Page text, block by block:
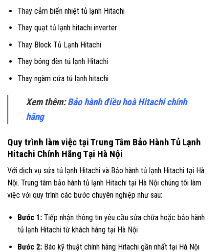
Thay cảm biến nhiệt tủ lạnh Hitachi
Thay quạt tủ lạnh hitachi inverter
Thay Block Tủ Lạnh Hitachi
Thay bóng đèn tủ lạnh Hitachi
Thay ngàm cửa tủ lạnh hitachi
Xem thêm:Bảo hành điều hoà Hitachi chính
hãng
Quy trình làm việc tại Trung Tâm Bảo Hành Tủ Lạnh
Hitachi Chính Hãng Tại Hà Nội
Với dịch vụ sửa tủ lạnh Hitachi và Bảo hành tủ lạnh Hitachi tại Hà
Nội. Trung tâm bảo hành tủ lạnh Hitachi tại Hà Nội chúng tôi làm
việc với quy trình các bước chuyên nghiệp như sau:
Bước 1:Tiếp nhận thông tin yêu cầu sửa chữa hoặc bảo hành
tủ lạnh Hitachi từ khách hàng tại Hà Nội
Bước 2:Báo kỹ thuật chính hãng Hitachi gần nhất tại Hà Nội